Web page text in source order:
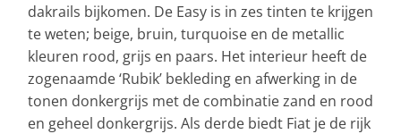
dakrails bijkomen. De Easy is in zes tinten te krijgen
te weten; beige, bruin, turquoise en de metallic
kleuren rood, grijs en paars. Het interieur heeft de
zogenaamde ‘Rubik’ bekleding en afwerking in de
tonen donkergrijs met de combinatie zand en rood
en geheel donkergrijs. Als derde biedt Fiat je de rijk